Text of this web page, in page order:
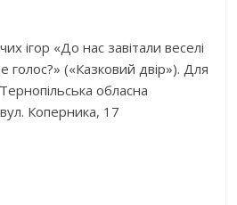
ігор «До нас завітали веселі
голос?» («Казковий двір»). Для
обласна
Коперника, 17